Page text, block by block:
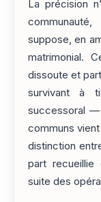
La précision
suppose, en
matrimonial.
dissoute et
survivant à
successoral —
communs
distinction
part recueillie
suite des